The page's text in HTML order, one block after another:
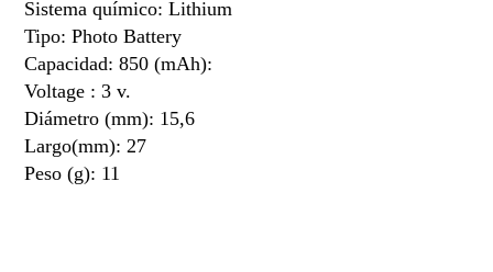
Sistema químico: Lithium
Tipo: Photo Battery
Capacidad: 850 (mAh):
Voltage : 3 v.
Diámetro (mm): 15,6
Largo(mm): 27
Peso (g): 11